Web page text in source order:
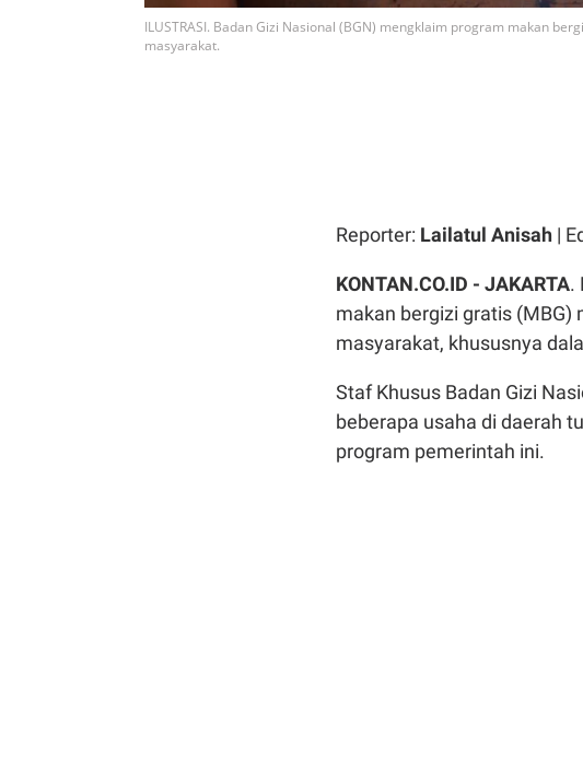
ILUSTRASI. Badan Gizi Nasional (BGN) mengklaim program makan
masyarakat.
Reporter: Lailatul Anisah |
KONTAN.CO.ID - JAKARTA.
makan bergizi gratis
masyarakat, khususnya
Staf Khusus Badan Gizi
beberapa usaha di daerah
program pemerintah ini.